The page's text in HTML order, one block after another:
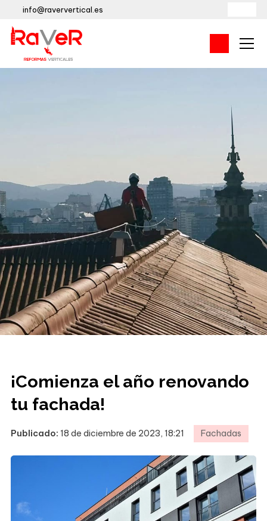
info@raververtical.es
¡Comienza el año renovando
tu fachada!
Publicado: 18 de diciembre de 2023, 18:21 Fachadas